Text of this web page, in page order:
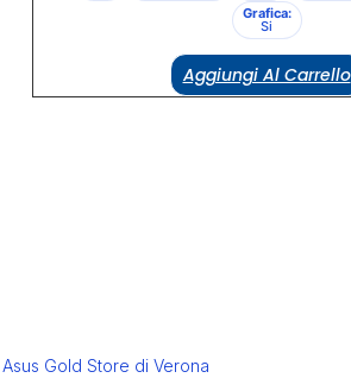
Grafica:
Si
Aggiungi Al Carrello
Asus Gold Store di Verona